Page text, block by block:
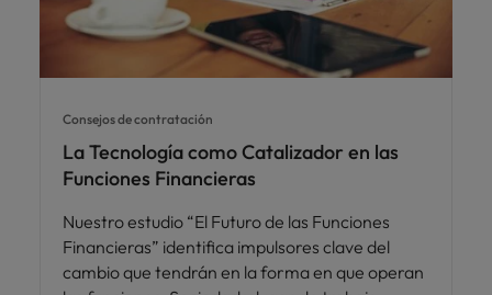
Consejos de contratación
La Tecnología como Catalizador en las
Funciones Financieras
Nuestro estudio “El Futuro de las Funciones
Financieras” identifica impulsores clave del
cambio que tendrán en la forma en que operan